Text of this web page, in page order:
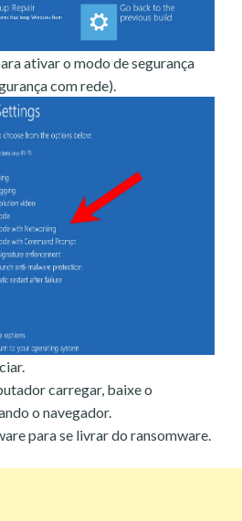
ativar o modo de segurança
com rede).
carregar, baixe o
o navegador.
para se livrar do ransomware.